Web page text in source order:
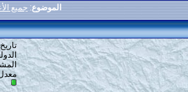
جميع الأعضاء برجاء الدخول فورا
#
81
تاريخ التسجيل: 19-12-2013
الدولة: DRT
المشاركات: 678
معدل تقييم المستوى: 13